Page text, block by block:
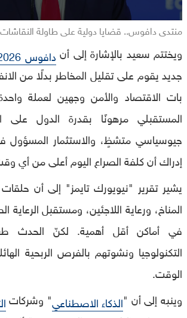
منتدى دافوس.. قضايا دولية على طاولة النقاشات
ويختتم سعيد بالإشارة إلى أن دافوس 2026
جديد يقوم على تقليل المخاطر بدلًا من
بات الاقتصاد والأمن وجهين لعملة
المستقبلي مرهونًا بقدرة الدول
جيوسياسي متشظٍ، والاستثمار المسؤول
إدراك أن كلفة الصراع اليوم أعلى من أي
يشير تقرير "نيويورك تايمز" إلى أن
المناخ، ورعاية اللاجئين، ومستقبل الرعاية
في أماكن أقل أهمية. لكنّ الحدث
التكنولوجيا ونشوتهم بالفرص الربحية
الوقت.
وينبه إلى أن "الذكاء الاصطناعي" وشركات